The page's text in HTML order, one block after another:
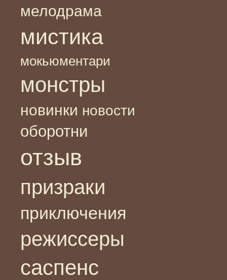
мелодрама
мистика
мокьюментари
монстры
новинки новости
оборотни
отзыв
призраки
приключения
режиссеры
саспенс